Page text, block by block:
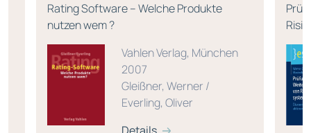
Rating Software – Welche Produkte
nutzen wem ?
Vahlen Verlag, München
2007
Gleißner, Werner /
Everling, Oliver